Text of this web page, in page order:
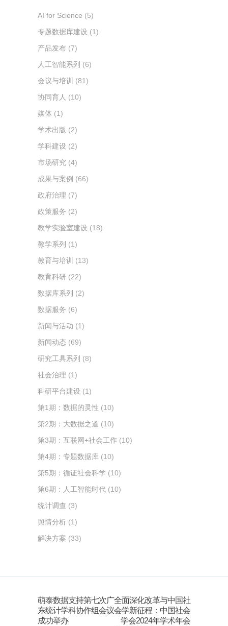
AI for Science (5)
专题数据库建设 (1)
产品发布 (7)
人工智能系列 (6)
会议与培训 (81)
协同育人 (10)
媒体 (1)
学术出版 (2)
学科建设 (2)
市场研究 (4)
成果与案例 (66)
政府治理 (7)
政策服务 (2)
教学实验室建设 (18)
教学系列 (1)
教育与培训 (13)
教育科研 (22)
数据库系列 (2)
数据服务 (6)
新闻与活动 (1)
新闻动态 (69)
研究工具系列 (8)
社会治理 (1)
科研平台建设 (1)
第1期：数据的灵性 (10)
第2期：大数据之道 (10)
第3期：互联网+社会工作 (10)
第4期：专题数据库 (10)
第5期：循证社会科学 (10)
第6期：人工智能时代 (10)
统计调查 (3)
舆情分析 (1)
解决方案 (33)
萌泰数据支持第七次广
东统计学科协作组会议
成功举办
全面深化改革与中国社
会学新征程：中国社会
学会2024年学术年会